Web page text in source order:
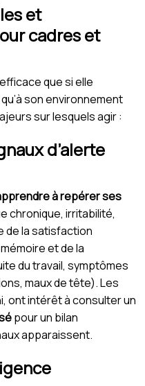
et
cadres et
que si elle
son environnement
sur lesquels agir :
d’alerte
à repérer ses
chronique, irritabilité,
de la satisfaction
et de la
du travail, symptômes
maux de tête). Les
ont intérêt à consulter un
pour un bilan
apparaissent.